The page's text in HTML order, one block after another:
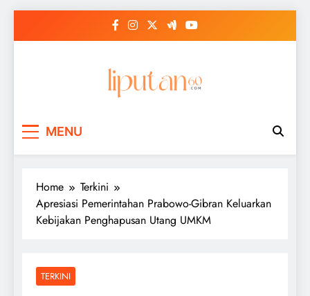
MENU
Home
Terkini
Apresiasi Pemerintahan Prabowo-Gibran Keluarkan
Kebijakan Penghapusan Utang UMKM
TERKINI